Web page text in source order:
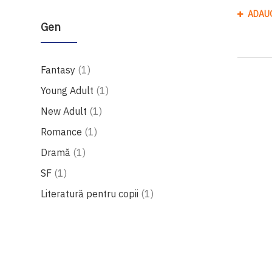
Gen
Fantasy 1produs
Young Adult 1produs
New Adult 1produs
Romance 1produs
Dramă
1produs
SF 1produs
Literatură pentru copii 1produs